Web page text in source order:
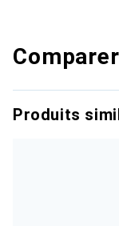
Produits